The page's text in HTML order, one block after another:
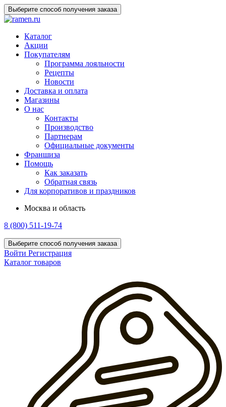
Выберите способ получения заказа
Каталог
Акции
Покупателям
Программа лояльности
Рецепты
Новости
Доставка и оплата
Магазины
О нас
Контакты
Производство
Партнерам
Официальные документы
Франшиза
Помощь
Как заказать
Обратная связь
Для корпоративов и праздников
Москва и область
8 (800) 511-19-74
Выберите способ получения заказа
Войти Регистрация
Каталог товаров